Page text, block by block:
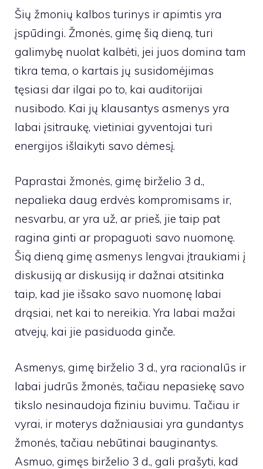
Šių žmonių kalbos turinys ir apimtis yra
įspūdingi. Žmonės, gimę šią dieną, turi
galimybę nuolat kalbėti, jei juos domina tam
tikra tema, o kartais jų susidomėjimas
tęsiasi dar ilgai po to, kai auditorijai
nusibodo. Kai jų klausantys asmenys yra
labai įsitraukę, vietiniai gyventojai turi
energijos išlaikyti savo dėmesį.
Paprastai žmonės, gimę birželio 3 d.,
nepalieka daug erdvės kompromisams ir,
nesvarbu, ar yra už, ar prieš, jie taip pat
ragina ginti ar propaguoti savo nuomonę.
Šią dieną gimę asmenys lengvai įtraukiami į
diskusiją ar diskusiją ir dažnai atsitinka
taip, kad jie išsako savo nuomonę labai
drąsiai, net kai to nereikia. Yra labai mažai
atvejų, kai jie pasiduoda ginče.
Asmenys, gimę birželio 3 d., yra racionalūs ir
labai judrūs žmonės, tačiau nepasiekę savo
tikslo nesinaudoja fiziniu buvimu. Tačiau ir
vyrai, ir moterys dažniausiai yra gundantys
žmonės, tačiau nebūtinai bauginantys.
Asmuo, gimęs birželio 3 d., gali prašyti, kad